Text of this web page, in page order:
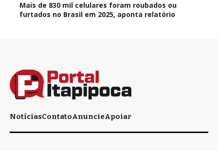
Mais de 830 mil celulares foram roubados ou
furtados no Brasil em 2025, aponta relatório
NotíciasContatoAnuncieApoiar